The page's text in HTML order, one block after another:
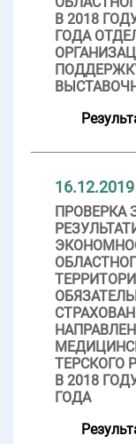
В 2018
ГОДА
16.12.2019
ПРОВЕРКА
ТЕРСКОГО
В 2018
ГОДА